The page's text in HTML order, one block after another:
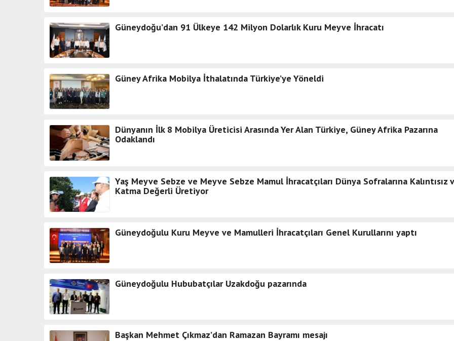
Güneydoğu’dan 91 Ülkeye 142 Milyon Dolarlık Kuru Meyve İhracatı
Güney Afrika Mobilya İthalatında Türkiye’ye Yöneldi
Dünyanın İlk 8 Mobilya Üreticisi Arasında Yer Alan Türkiye, Güney Afrika Pazarına
Odaklandı
Yaş Meyve Sebze ve Meyve Sebze Mamul İhracatçıları Dünya Sofralarına Kalıntısız
Katma Değerli Üretiyor
Güneydoğulu Kuru Meyve ve Mamulleri İhracatçıları Genel Kurullarını yaptı
Güneydoğulu Hububatçılar Uzakdoğu pazarında
Başkan Mehmet Çıkmaz’dan Ramazan Bayramı mesajı